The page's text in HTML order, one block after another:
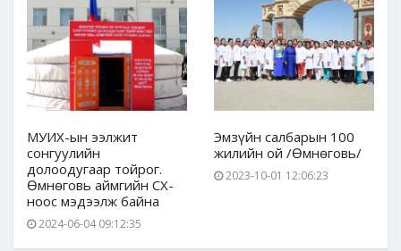
МУИХ-ын ээлжит
сонгуулийн
долоодугаар тойрог.
Өмнөговь аймгийн СХ-
ноос мэдээлж байна
2024-06-04 09:12:35
Эмзүйн салбарын 100
жилийн ой /Өмнөговь/
2023-10-01 12:06:23